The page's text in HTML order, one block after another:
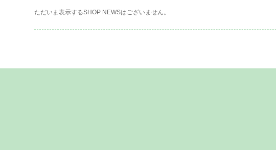
ただいま表示するSHOP NEWSはございません。